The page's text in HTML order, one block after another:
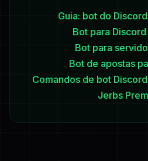
Guia: bot do Discord
Bot para
Bot para
Bot de apostas
Comandos de bot Discord
Jerbs